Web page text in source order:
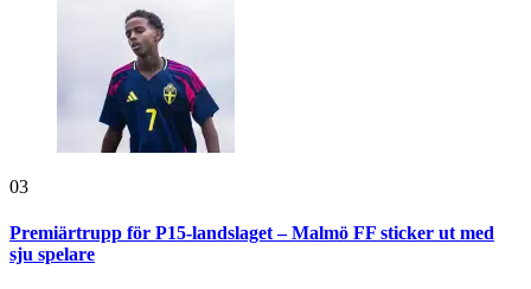
03
Premiärtrupp för P15-landslaget – Malmö FF sticker ut med
sju spelare